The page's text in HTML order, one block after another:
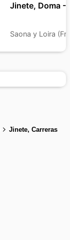
Jinete, Doma -
Saona y Loira
Jinete, Carreras